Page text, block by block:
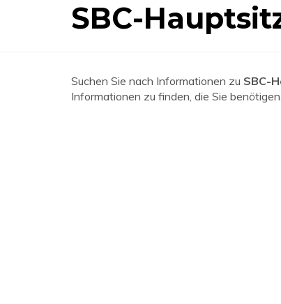
SBC-
Suchen Sie nach Informationen zu SBC-
Informationen zu finden, die Sie